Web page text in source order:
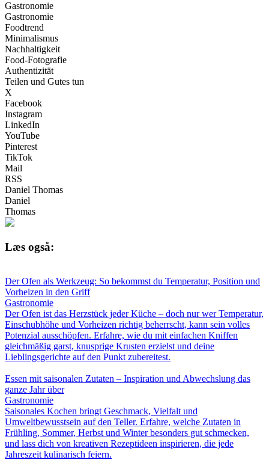
Gastronomie
Gastronomie
Foodtrend
Minimalismus
Nachhaltigkeit
Food-Fotografie
Authentizität
Teilen und Gutes tun
X
Facebook
Instagram
LinkedIn
YouTube
Pinterest
TikTok
Mail
RSS
Daniel Thomas
Daniel
Thomas
Læs også:
Der Ofen als Werkzeug: So bekommst du Temperatur, Position und
Vorheizen in den Griff
Gastronomie
Der Ofen ist das Herzstück jeder Küche – doch nur wer Temperatur,
Einschubhöhe und Vorheizen richtig beherrscht, kann sein volles
Potenzial ausschöpfen. Erfahre, wie du mit einfachen Kniffen
gleichmäßig garst, knusprige Krusten erzielst und deine
Lieblingsgerichte auf den Punkt zubereitest.
Essen mit saisonalen Zutaten – Inspiration und Abwechslung das
ganze Jahr über
Gastronomie
Saisonales Kochen bringt Geschmack, Vielfalt und
Umweltbewusstsein auf den Teller. Erfahre, welche Zutaten in
Frühling, Sommer, Herbst und Winter besonders gut schmecken,
und lass dich von kreativen Rezeptideen inspirieren, die jede
Jahreszeit kulinarisch feiern.